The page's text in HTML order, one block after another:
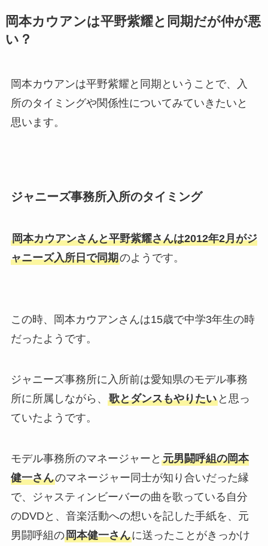
岡本カウアンは平野紫耀と同期だが仲が悪
い？
岡本カウアンは平野紫耀と同期ということで、入
所のタイミングや関係性についてみていきたいと
思います。
ジャニーズ事務所入所のタイミング
岡本カウアンさんと平野紫耀さんは2012年2月がジ
ャニーズ入所日で同期のようです。
この時、岡本カウアンさんは15歳で中学3年生の時
だったようです。
ジャニーズ事務所に入所前は愛知県のモデル事務
所に所属しながら、 歌とダンスもやりたいと思っ
ていたようです。
モデル事務所のマネージャーと 元男闘呼組の岡本
健一さんのマネージャー同士が知り合いだった縁
で、ジャスティンビーバーの曲を歌っている自分
のDVDと、音楽活動への想いを記した手紙を、元
男闘呼組の岡本健一さんに送ったことがきっかけ